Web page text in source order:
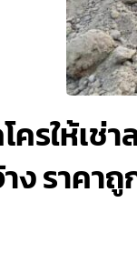
ครให้เช่
ง ราคาถู